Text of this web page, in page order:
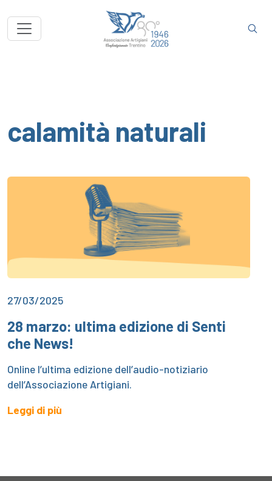
calamità naturali
27/03/2025
28 marzo: ultima edizione di Senti
che News!
Online l’ultima edizione dell’audio-notiziario
dell’Associazione Artigiani.
Leggi di più